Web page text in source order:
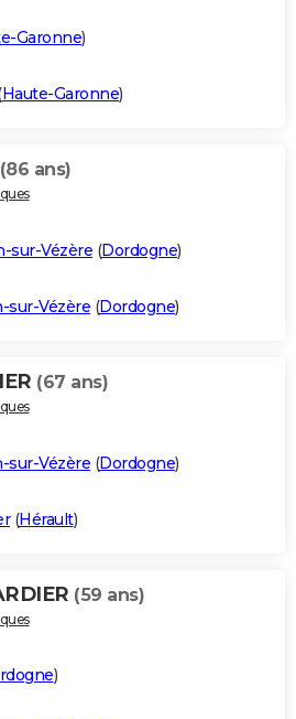
Garonne)
Haute-Garonne)
(86 ans)
sur-Vézère (Dordogne)
sur-Vézère (Dordogne)
(67 ans)
sur-Vézère (Dordogne)
(Hérault)
(59 ans)
)